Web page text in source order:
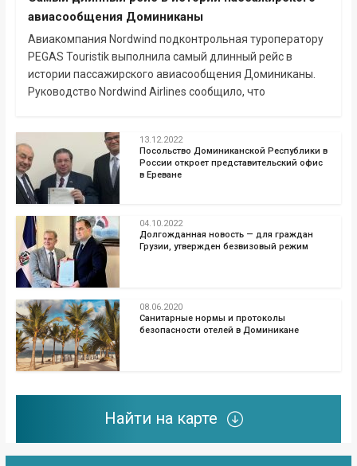
авиасообщения Доминиканы
Авиакомпания Nordwind подконтрольная туроператору
PEGAS Touristik выполнила самый длинный рейс в
истории пассажирского авиасообщения Доминиканы.
Руководство Nordwind Airlines сообщило, что
13.12.2022
Посольство Доминиканской Республики в
России откроет представительский офис
в Ереване
04.10.2022
Долгожданная новость — для граждан
Грузии, утвержден безвизовый режим
08.06.2020
Санитарные нормы и протоколы
безопасности отелей в Доминикане
Найти на карте